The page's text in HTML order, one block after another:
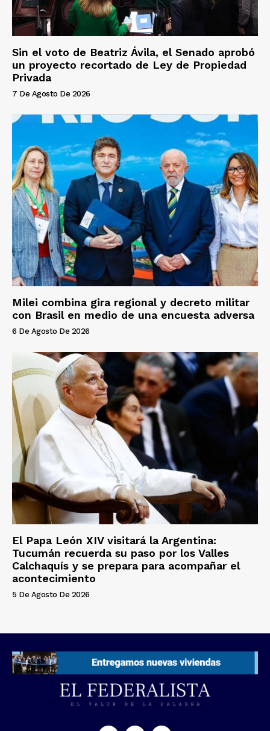
Sin el voto de Beatriz Ávila, el Senado aprobó
un proyecto recortado de Ley de Propiedad
Privada
7 De Agosto De 2026
Milei combina gira regional y decreto militar
con Brasil en medio de una encuesta adversa
6 De Agosto De 2026
El Papa León XIV visitará la Argentina:
Tucumán recuerda su paso por los Valles
Calchaquís y se prepara para acompañar el
acontecimiento
5 De Agosto De 2026